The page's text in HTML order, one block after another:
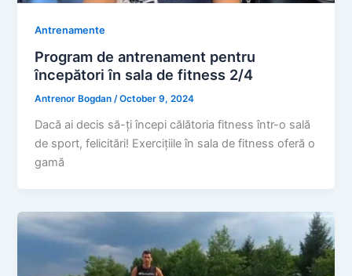
Antrenamente
Program de antrenament pentru
începători în sala de fitness 2/4
Antrenor Bogdan/October 9, 2024
Dacă ai decis să-ți începi călătoria fitness într-o sală
de sport, felicitări! Exercițiile în sala de fitness oferă o
gamă